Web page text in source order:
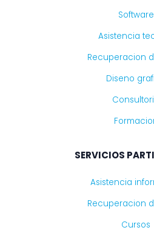
Software
Asistencia
Recuperacion
Diseno
SERVICIOS
Asistencia
Recuperacion
Cursos